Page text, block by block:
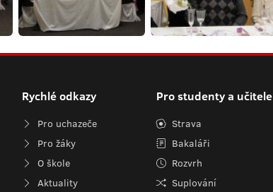
Rychlé odkazy
Pro uchazeče
Pro žáky
O škole
Aktuality
Pro studenty a učitele
Strava
Bakaláři
Rozvrh
Suplování